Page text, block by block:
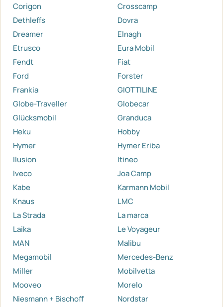
Corigon
Crosscamp
Dethleffs
Dovra
Dreamer
Elnagh
Etrusco
Eura Mobil
Fendt
Fiat
Ford
Forster
Frankia
GIOTTILINE
Globe-Traveller
Globecar
Glücksmobil
Granduca
Heku
Hobby
Hymer
Hymer Eriba
Ilusion
Itineo
Iveco
Joa Camp
Kabe
Karmann Mobil
Knaus
LMC
La Strada
La marca
Laika
Le Voyageur
MAN
Malibu
Megamobil
Mercedes-Benz
Miller
Mobilvetta
Mooveo
Morelo
Niesmann + Bischoff
Nordstar